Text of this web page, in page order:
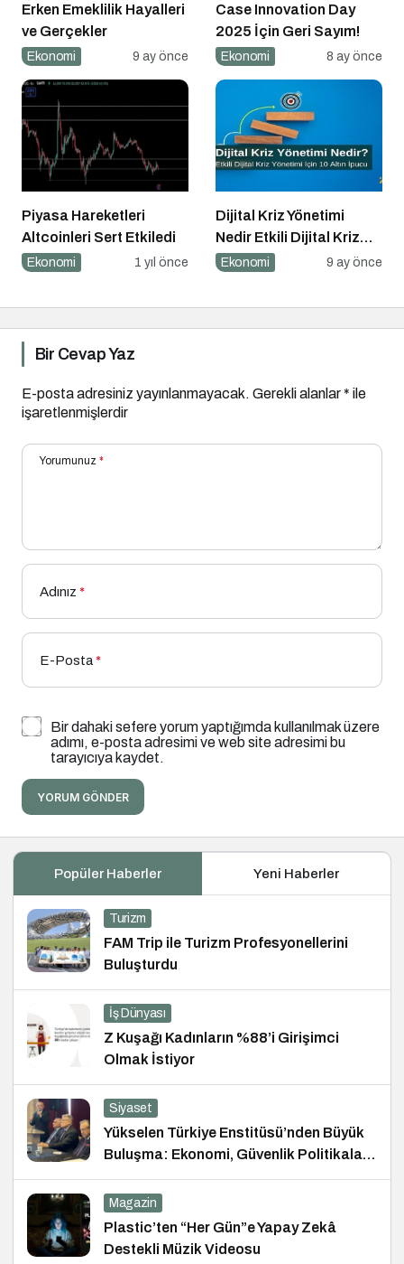
Erken Emeklilik Hayalleri
ve Gerçekler
Ekonomi 9 ay önce
Case Innovation Day
2025 İçin Geri Sayım!
Ekonomi 8 ay önce
Piyasa Hareketleri
Altcoinleri Sert Etkiledi
Ekonomi 1 yıl önce
Dijital Kriz Yönetimi
Nedir Etkili Dijital Kriz
Yönetimi için 10 Altın
Ekonomi 9 ay önce
Bir Cevap Yaz
E-posta adresiniz yayınlanmayacak. Gerekli alanlar* ile
işaretlenmişlerdir
Yorumunuz *
Adınız *
E-Posta*
Bir dahaki sefere yorum yaptığımda kullanılmak üzere
adımı, e-posta adresimi ve web site adresimi bu
tarayıcıya kaydet.
YORUM GÖNDER
Popüler Haberler Yeni Haberler
Turizm
FAM Trip ile Turizm Profesyonellerini
Buluşturdu
İş Dünyası
Z Kuşağı Kadınların %88’i Girişimci
Olmak İstiyor
Siyaset
Yükselen Türkiye Enstitüsü’nden Büyük
Buluşma: Ekonomi, Güvenlik Politikaları
ve Hukuk Konferansı
Magazin
Plastic’ten “Her Gün”e Yapay Zekâ
Destekli Müzik Videosu